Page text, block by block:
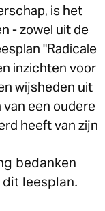
is het
- zowel uit de
"Radicale
inzichten voor
wijsheden uit
een oudere
heeft van zijn
bedanken
leesplan.